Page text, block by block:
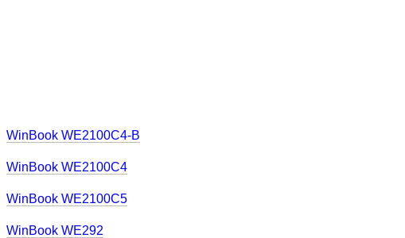
WinBook WE2100C4-B
WinBook WE2100C4
WinBook WE2100C5
WinBook WE292